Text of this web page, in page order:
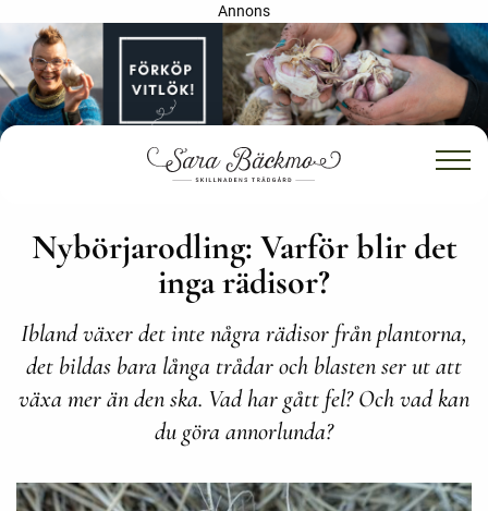
Annons
Nybörjarodling: Varför blir det
inga rädisor?
Ibland växer det inte några rädisor från plantorna,
det bildas bara långa trådar och blasten ser ut att
växa mer än den ska. Vad har gått fel? Och vad kan
du göra annorlunda?